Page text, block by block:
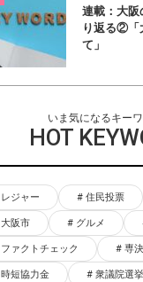
連載：大阪
り返る②「
て」
いま気になるキー
HOT
レジャー 住民投票
大阪市 グルメ
ファクトチェック 専
時短協力金 衆議院選挙